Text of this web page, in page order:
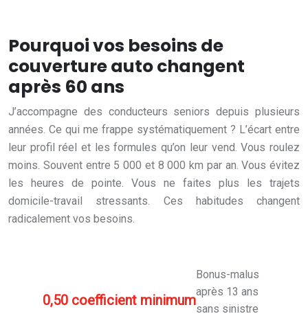
Pourquoi vos besoins de
couverture auto changent
après 60 ans
J’accompagne des conducteurs seniors depuis plusieurs
années. Ce qui me frappe systématiquement ? L’écart entre
leur profil réel et les formules qu’on leur vend. Vous roulez
moins. Souvent entre 5 000 et 8 000 km par an. Vous évitez
les heures de pointe. Vous ne faites plus les trajets
domicile-travail stressants. Ces habitudes changent
radicalement vos besoins.
0,50 coefficient minimum
Bonus-malus
après 13 ans
sans sinistre